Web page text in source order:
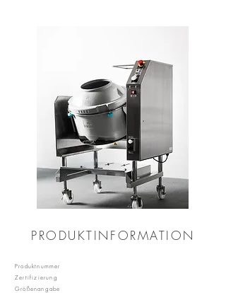
PRODUKTINFORMATION
Produktnummer
Zertifizierung
Größenangabe